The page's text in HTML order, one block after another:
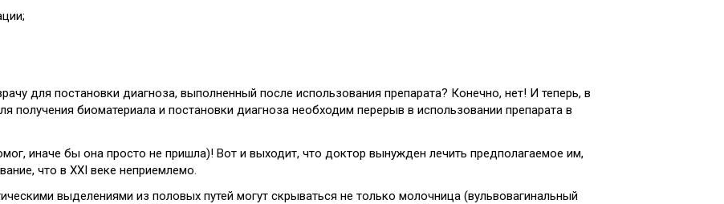
для постановки диагноза, выполненный после использования препарата? Конечно, нет! И теперь, в
получения биоматериала и постановки диагноза необходим перерыв в использовании препарата в
иначе бы она просто не пришла)! Вот и выходит, что доктор вынужден лечить предполагаемое им,
что в XXI веке неприемлемо.
выделениями из половых путей могут скрываться не только молочница (вульвовагинальный